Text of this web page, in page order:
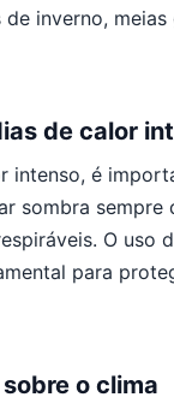
de inverno,
de calor
intenso, é
sombra sempre
O uso
para
o clima